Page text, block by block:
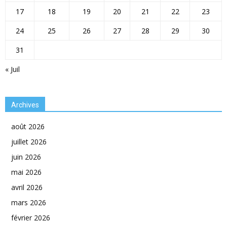
« Juil
17
18 19 20 21 22
23
24
25 26 27 28 29
30
31
Archives
août 2026
juillet 2026
juin 2026
mai 2026
avril 2026
mars 2026
février 2026